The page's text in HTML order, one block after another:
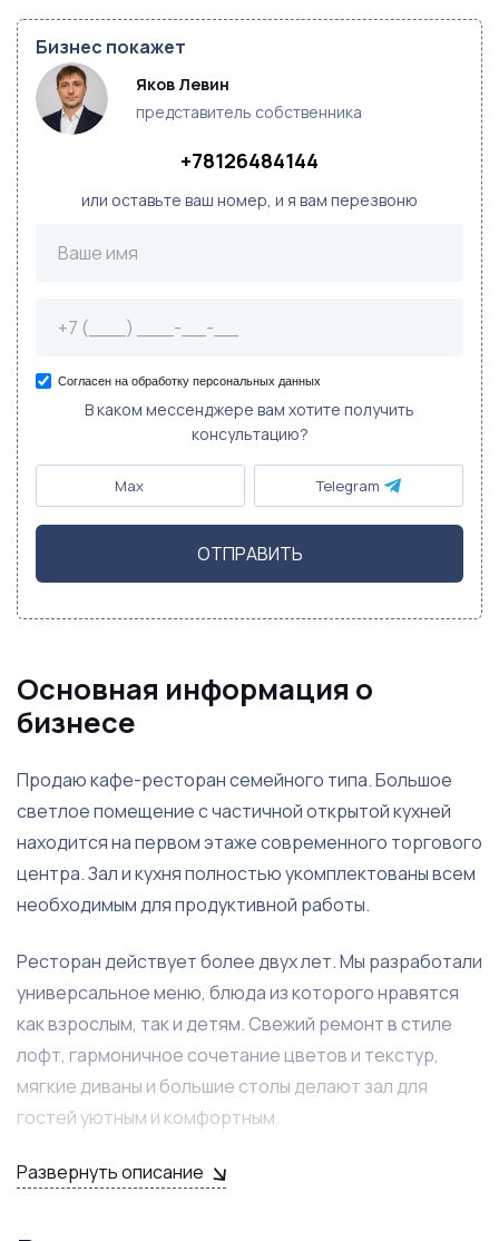
Бизнес покажет
Яков Левин
представитель собственника
+78126484144
или оставьте ваш номер, и я вам перезвоню
Согласен на обработку персональных данных
В каком мессенджере вам хотите получить
консультацию?
Max Telegram
ОТПРАВИТЬ
Основная информация о
бизнесе
Продаю кафе-ресторан семейного типа. Большое
светлое помещение с частичной открытой кухней
находится на первом этаже современного торгового
центра. Зал и кухня полностью укомплектованы всем
необходимым для продуктивной работы.
Ресторан действует более двух лет. Мы разработали
универсальное меню, блюда из которого нравятся
как взрослым, так и детям. Свежий ремонт в стиле
лофт, гармоничное сочетание цветов и текстур,
мягкие диваны и большие столы делают зал для
гостей уютным и комфортным.
Новому владельцу достанется полностью готовое,
контакты с проверенными поставщиками и
Развернуть описание